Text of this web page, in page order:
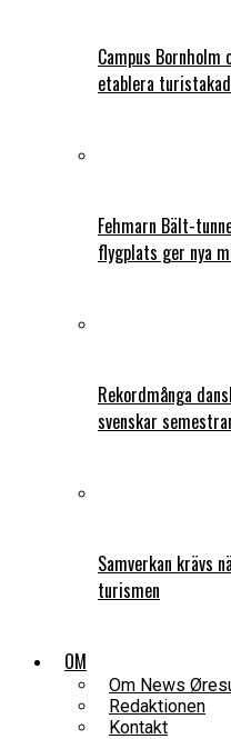
Campus Bornholm
etablera
Fehmarn Bält-
flygplats ger nya
Rekordmånga
svenskar
Samverkan krävs
turismen
OM
Om News
Redaktionen
Kontakt